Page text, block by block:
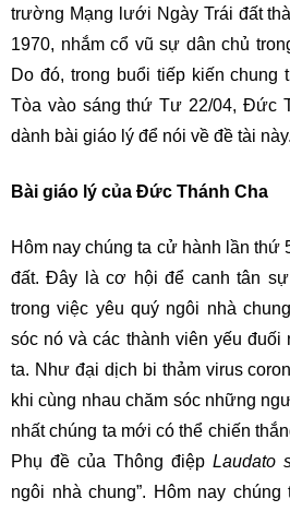
trường Mạng lưới Ngày Trái đất
1970, nhắm cổ vũ sự dân chủ
Do đó, trong buổi tiếp kiến chung
Tòa vào sáng thứ Tư 22/04, Đức
dành bài giáo lý để nói về đề tài này.
Bài giáo lý của Đức Thánh Cha
Hôm nay chúng ta cử hành lần thứ
đất. Đây là cơ hội để canh tân
trong việc yêu quý ngôi nhà
sóc nó và các thành viên yếu đuối
ta. Như đại dịch bi thảm virus
khi cùng nhau chăm sóc những
nhất chúng ta mới có thể chiến
Phụ đề của Thông điệp Laudato
ngôi nhà chung”. Hôm nay